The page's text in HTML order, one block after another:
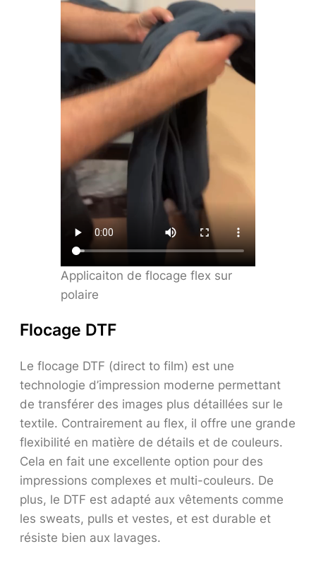
Applicaiton de flocage flex sur
polaire
Flocage DTF
Le flocage DTF (direct to film) est une
technologie d’impression moderne permettant
de transférer des images plus détaillées sur le
textile. Contrairement au flex, il offre une grande
flexibilité en matière de détails et de couleurs.
Cela en fait une excellente option pour des
impressions complexes et multi-couleurs. De
plus, le DTF est adapté aux vêtements comme
les sweats, pulls et vestes, et est durable et
résiste bien aux lavages.